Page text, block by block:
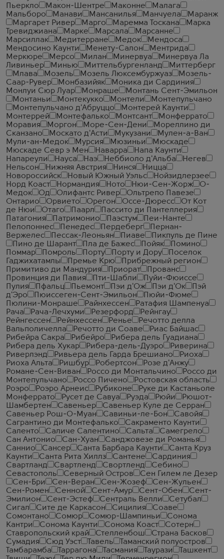
Пьеркло
Макон-Шентре Маконне
Малага
Мальборо
Манави Мансанилья Манчуела
Маранж
Маргарет Ривер
Марго Маремма Тоскана
Марка
Тревиджиана
Марке Марсала
Марсанне
Марсиллак
Медитерране Медок
Мендоса
Мендосино Каунти
Менету-Салон
Ментрида
Меркюре
Мерсо Милан Минервуа
Минервуа Ла
Ливиньер
Минью Миттельбургенланд
Миттерберг
Млава
Мозель Мозель Люксембуржуаз
Мозель-
Саар-Рувер
Монбазийяк
Моника ди Сардиния
Монлуи Сюр Луар
Монраше
Монтань Сент-Эмильон
Монтаньи
Монтекукко Монтели
Монтепульчано
Монтепульчано д'Абруццо
Монтерей Каунти
Монтеррей
Монтефалько Монтсант
Монферрато
Моравия
Моргон Море-Сен-Дени
Мореллино ди
Сканзано
Москато д'Асти Мукузани
Мулен-а-Ван
Мули-ан-Медок
Мурсия Мюзиньи
Мюскаде
Мюскаде Севр э Мен
Наварра
Напа Каунти
Напареули
Науса Наэ Неббиоло д'Альба
Негев
Нельсон
Нижняя Австрия Нинся
Ницца
Новороссийск
Новый Южный Уэльс
Нойзидлерзее
Норд Коаст
Нормандия Ното Нюи-Сен-Жорж
О-
Медок
Од Олифантс Ривер
Ольтрепо Павезе
Онтарио
Орвието Орегон Оссе-Дюресс
От Кот
де Нюи
Отаго Паарл
Пассито ди Пантеллерия
Патагония
Патримонио Паэстум
Пеи-Нанте
Пелопоннес
Пенедес Пердеберг
Пернан-
Вержелес
Пессак-Леоньян Пиаве
Пикпуль де Пине
Пино де Шарант
Пла де Бажес Пойяк
Помино
Поммар
Помроль Порту Порту и Дору
Поселок
Гаджихатамлы
Премье Крю
Прибрежный регион
Примитиво ди Мандурия
Приорат
Прованс
Провинция ди Павия
Пти-Шабли
Пуйи-Фюиссе
Пулия
Пфальц Пьемонт Пэи д'Ож Пэи д'Ок
Пэй
д'Эро
Пюиссеген-Сент-Эмильон
Пюйи-Фюме
Пюлини-Монраше
Райнхессен
Ратафия Шампенуа
Рача
Рача-Лечхуми Резерфорд
Рейнгау
Рейнгессен
Рейнхессен Ренье
Речотто делла
Вальполичелла
Речотто ди Соаве
Риас Байшас
Рибейра Сакра
Рибейро
Рибера дель Гуадиана
Рибера дель Хукар
Рибера-дель-Дуэро
Риверина
Риверлэнд
Ривьера дель Гарда Брешиано
Риоха
Риоха Альта
Ришбур Робертсон
Розе д'Анжу
Романе-Сен-Виван
Россо ди Монтальчино
Россо ди
Монтепульчано
Россо Пичено
Ростовская область
Роэро
Роэро Арнеис Рубиконе
Руке ди Кастаньоле
Монферрато
Русет де Савуа Руэда Рюйи
Рюшот-
Шамбертен
Савеньер
Савеньер Куле де Серран
Савеньер Рош-О-Муан
Савиньи-ле-Бон
Савойя
Сагрантино ди Монтефалько
Сакраменто Каунти
Саленто
Саличе Салентино Сальта
Самегрело
Сан Антонио
Сан-Хуан
Санджовезе ди Романья
Саннио
Сансер Санта Барбара Каунти
Санта Круз
Каунти
Санта Рита Хиллз Сантене
Сардиния
Свартланд
Свартленд Свортленд
Себино
Севастополь
Северный Остров
Сен Гилем ле Дезер
Сен-Бри
Сен-Веран Сен-Жозеф
Сен-Жульен
Сен-Ромен
Сенной Сент-Амур Сент-Обен
Сент-
Эмилион
Сент-Эстеф Сентраль Велли
Сетубал
Сигал
Сите де Каркасон Сицилия
Соаве
Сомонтано
Сомюр Сомюр-Шампиньи
Сонома
Кантри
Сонома Каунти Сонома Коаст
Сотерн
Ставропольский край
Стелленбош
Страна Басков
Сумадия
Сюд Уэст Тавель
Таманский полуостров
Тамбарамба
Таррагона Тасмания Таурази
Ташкент